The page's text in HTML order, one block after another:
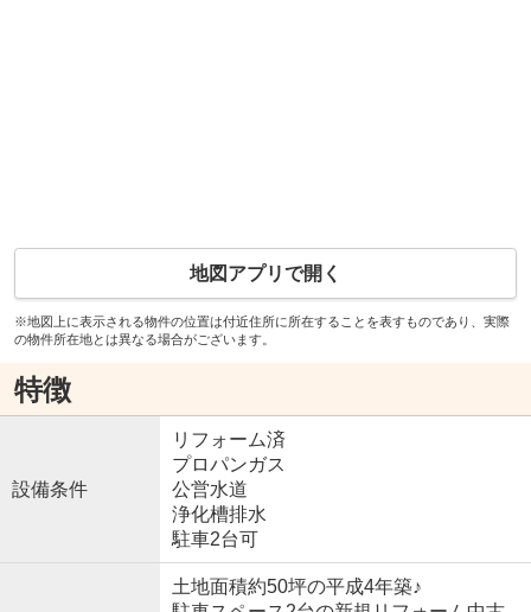
地図アプリで開く
※地図上に表示される物件の位置は付近住所に所在することを表すものであり、実際
の物件所在地とは異なる場合がございます。
特徴
設備条件
リフォーム済
プロパンガス
公営水道
浄化槽排水
駐車2台可
土地面積約50坪の平成4年築♪